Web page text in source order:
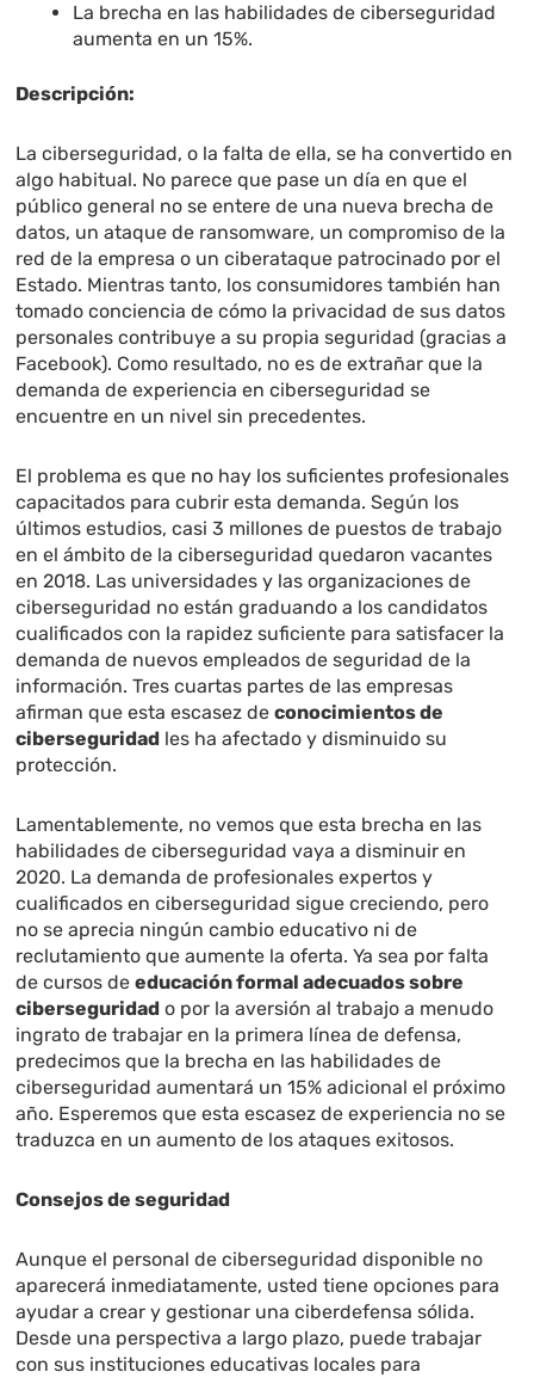
La brecha en las habilidades de ciberseguridad
aumenta en un 15%.
Descripción:
La ciberseguridad, o la falta de ella, se ha convertido en
algo habitual. No parece que pase un día en que el
público general no se entere de una nueva brecha de
datos, un ataque de ransomware, un compromiso de la
red de la empresa o un ciberataque patrocinado por el
Estado. Mientras tanto, los consumidores también han
tomado conciencia de cómo la privacidad de sus datos
personales contribuye a su propia seguridad (gracias a
Facebook). Como resultado, no es de extrañar que la
demanda de experiencia en ciberseguridad se
encuentre en un nivel sin precedentes.
El problema es que no hay los suficientes profesionales
capacitados para cubrir esta demanda. Según los
últimos estudios, casi 3 millones de puestos de trabajo
en el ámbito de la ciberseguridad quedaron vacantes
en 2018. Las universidades y las organizaciones de
ciberseguridad no están graduando a los candidatos
cualificados con la rapidez suficiente para satisfacer la
demanda de nuevos empleados de seguridad de la
información. Tres cuartas partes de las empresas
afirman que esta escasez deconocimientos de
ciberseguridad les ha afectado y disminuido su
protección.
Lamentablemente, no vemos que esta brecha en las
habilidades de ciberseguridad vaya a disminuir en
2020. La demanda de profesionales expertos y
cualificados en ciberseguridad sigue creciendo, pero
no se aprecia ningún cambio educativo ni de
reclutamiento que aumente la oferta. Ya sea por falta
de cursos deeducación formal adecuados sobre
ciberseguridad o por la aversión al trabajo a menudo
ingrato de trabajar en la primera línea de defensa,
predecimos que la brecha en las habilidades de
ciberseguridad aumentará un 15% adicional el próximo
año. Esperemos que esta escasez de experiencia no se
traduzca en un aumento de los ataques exitosos.
Consejos de seguridad
Aunque el personal de ciberseguridad disponible no
aparecerá inmediatamente, usted tiene opciones para
ayudar a crear y gestionar una ciberdefensa sólida.
Desde una perspectiva a largo plazo, puede trabajar
con sus instituciones educativas locales para